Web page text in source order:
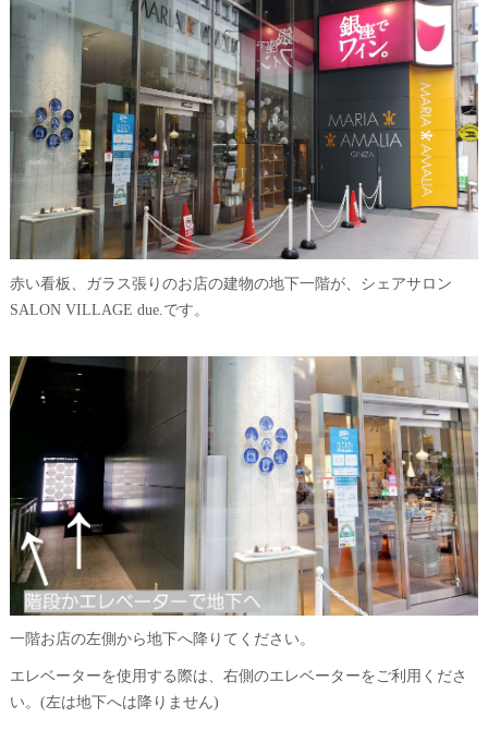
赤い看板、ガラス張りのお店の建物の地下一階が、シェアサロン
SALON VILLAGE due.です。
一階お店の左側から地下へ降りてください。
エレベーターを使用する際は、右側のエレベーターをご利用くださ
い。(左は地下へは降りません)